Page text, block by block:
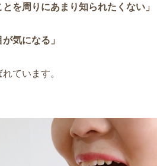
とを周りにあまり知られたくない」
気になる」
ています。